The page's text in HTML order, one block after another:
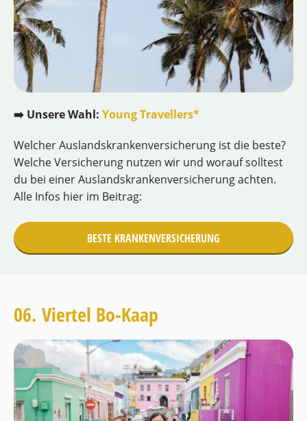
➡️ Unsere Wahl: Young Travellers*
Welcher Auslandskrankenversicherung ist die beste?
Welche Versicherung nutzen wir und worauf solltest
du bei einer Auslandskrankenversicherung achten.
Alle Infos hier im Beitrag:
BESTE KRANKENVERSICHERUNG
06. Viertel Bo-Kaap